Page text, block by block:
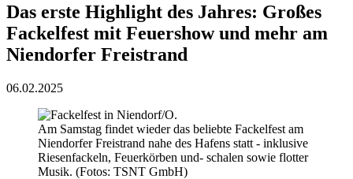
Das erste Highlight des Jahres: Großes
Fackelfest mit Feuershow und mehr am
Niendorfer Frei­strand
06.02.2025
Am Samstag findet wieder das beliebte Fackelfest am
Niendorfer Freistrand nahe des Hafens statt - inklusive
Riesenfackeln, Feuerkörben und- schalen sowie flotter
Musik. (Fotos: TSNT GmbH)